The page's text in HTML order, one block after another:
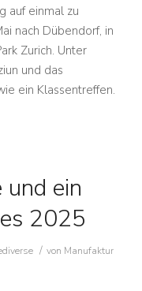
auf einmal zu
nach Dübendorf, in
Zurich. Unter
und das
ein Klassentreffen.
und ein
2025
/ von Manufaktur